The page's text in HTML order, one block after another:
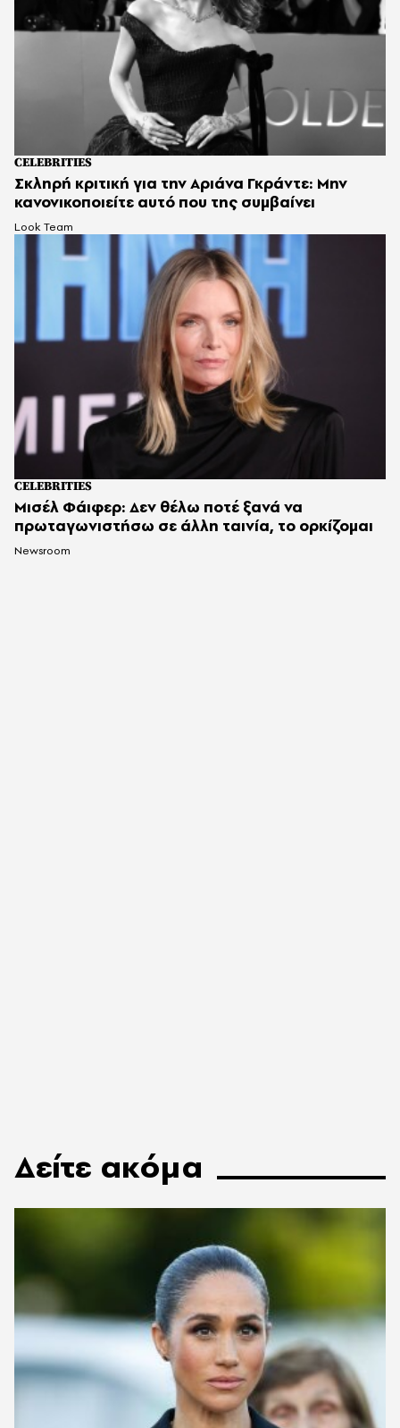
CELEBRITIES
Σκληρή κριτική για την Αριάνα Γκράντε: Μην
κανονικοποιείτε αυτό που της συμβαίνει
Look Team
CELEBRITIES
Μισέλ Φάιφερ: Δεν θέλω ποτέ ξανά να
πρωταγωνιστήσω σε άλλη ταινία, το ορκίζομαι
Newsroom
Δείτε ακόμα